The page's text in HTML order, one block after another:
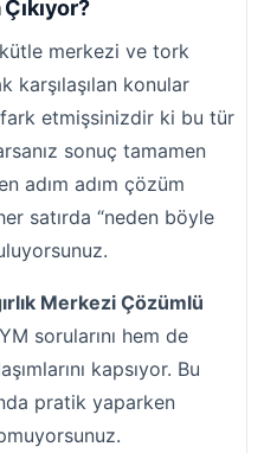
Çıkıyor?
merkezi ve tork
karşılaşılan konular
fark etmişsinizdir ki bu tür
sonuç tamamen
adım adım çözüm
satırda “neden böyle
Merkezi Çözümlü
sorularını hem de
kapsıyor. Bu
pratik yaparken